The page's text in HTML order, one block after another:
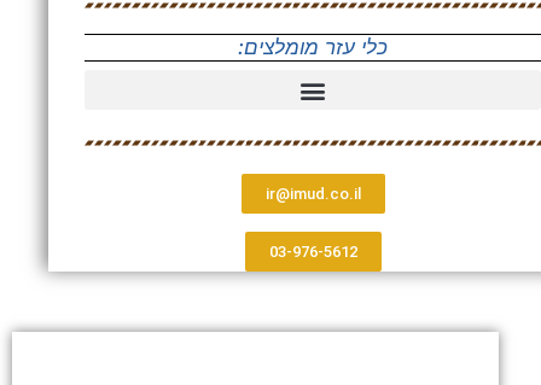
כלי עזר מומלצים:
ir@imud.co.il
03-976-5612